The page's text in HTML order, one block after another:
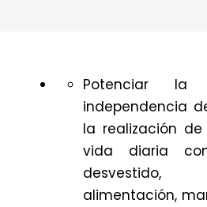
Potenciar la
independencia
la realización
vida diaria
desvestido,
alimentación,